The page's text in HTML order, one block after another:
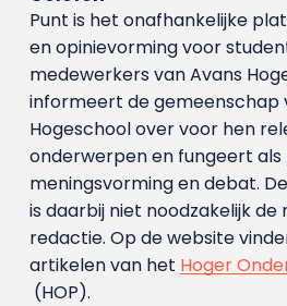
Punt is het onafhankelijke
en opinievorming voor
medewerkers van Avans
informeert de gemeenschap
Hogeschool over voor hen
onderwerpen en fungeert als
meningsvorming en debat.
is daarbij niet noodzakelijk de
redactie. Op de website
artikelen van het Hoger
(HOP).